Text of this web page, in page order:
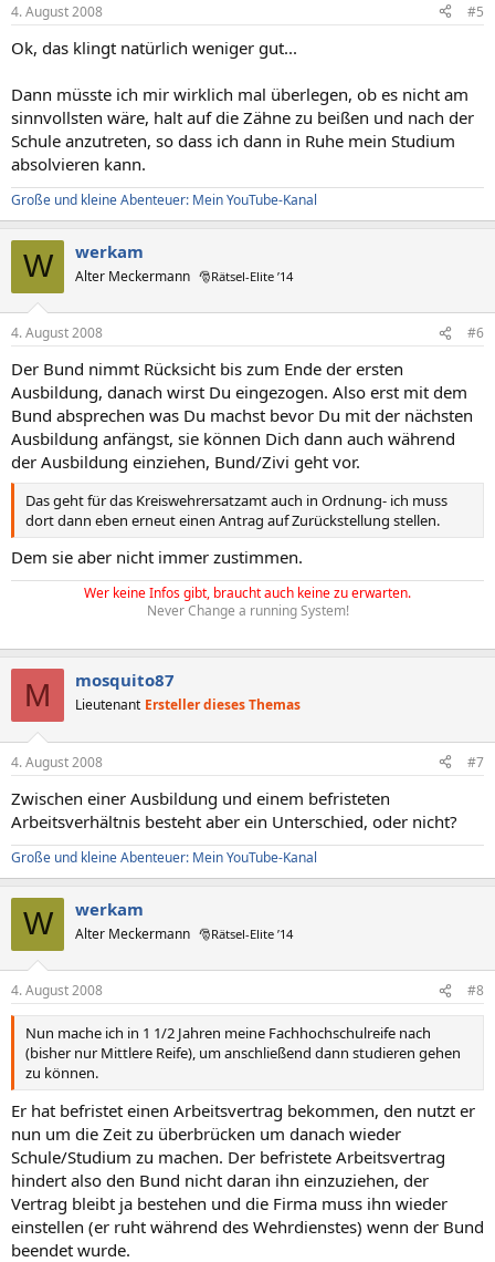
4. August 2008 #5
Ok, das klingt natürlich weniger gut...
Dann müsste ich mir wirklich mal überlegen, ob es nicht am
sinnvollsten wäre, halt auf die Zähne zu beißen und nach der
Schule anzutreten, so dass ich dann in Ruhe mein Studium
absolvieren kann.
Große und kleine Abenteuer: Mein YouTube-Kanal
W werkam
Alter Meckermann 🎅Rätsel-Elite ’14
4. August 2008 #6
Der Bund nimmt Rücksicht bis zum Ende der ersten
Ausbildung, danach wirst Du eingezogen. Also erst mit dem
Bund absprechen was Du machst bevor Du mit der nächsten
Ausbildung anfängst, sie können Dich dann auch während
der Ausbildung einziehen, Bund/Zivi geht vor.
Das geht für das Kreiswehrersatzamt auch in Ordnung- ich muss
dort dann eben erneut einen Antrag auf Zurückstellung stellen.
Dem sie aber nicht immer zustimmen.
Wer keine Infos gibt, braucht auch keine zu erwarten.
Never Change a running System!
M mosquito87
Lieutenant Ersteller dieses Themas
4. August 2008 #7
Zwischen einer Ausbildung und einem befristeten
Arbeitsverhältnis besteht aber ein Unterschied, oder nicht?
Große und kleine Abenteuer: Mein YouTube-Kanal
W werkam
Alter Meckermann 🎅Rätsel-Elite ’14
4. August 2008 #8
Nun mache ich in 1 1/2 Jahren meine Fachhochschulreife nach
(bisher nur Mittlere Reife), um anschließend dann studieren gehen
zu können.
Er hat befristet einen Arbeitsvertrag bekommen, den nutzt er
nun um die Zeit zu überbrücken um danach wieder
Schule/Studium zu machen. Der befristete Arbeitsvertrag
hindert also den Bund nicht daran ihn einzuziehen, der
Vertrag bleibt ja bestehen und die Firma muss ihn wieder
einstellen (er ruht während des Wehrdienstes) wenn der Bund
beendet wurde.